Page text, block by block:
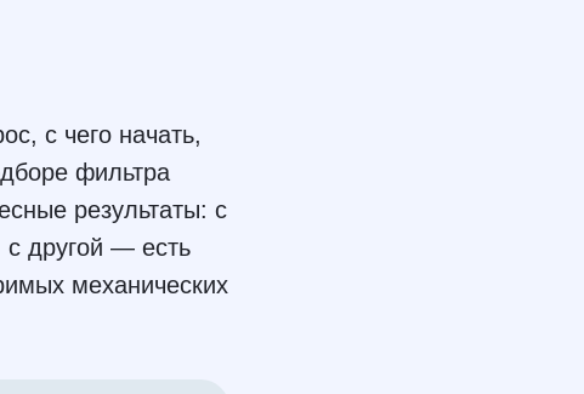
с чего начать,
фильтра
результаты: с
с другой — есть
механических